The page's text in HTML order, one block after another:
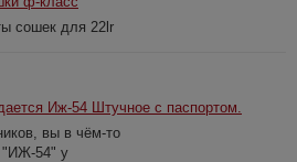
сошек для 22lr
Иж-54 Штучное с паспортом.
вы в чём-то
54" у